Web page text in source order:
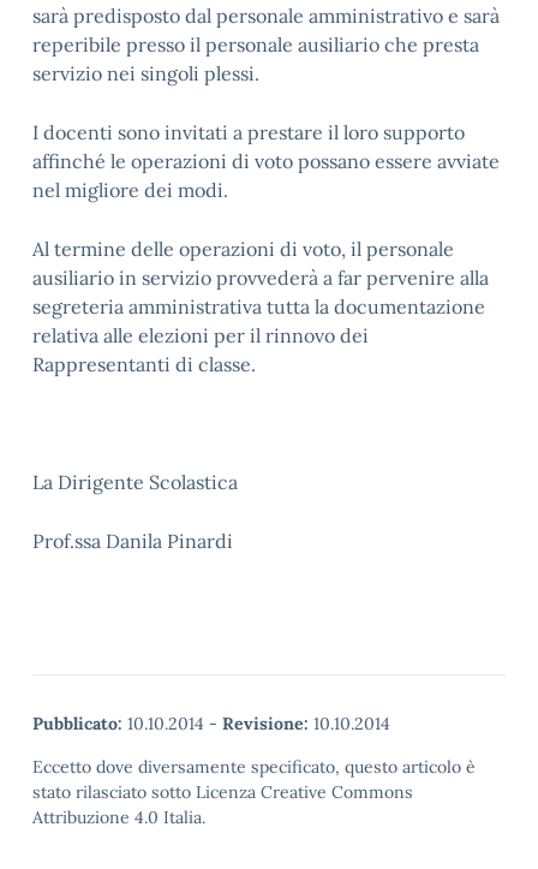
sarà predisposto dal personale amministrativo e sarà
reperibile presso il personale ausiliario che presta
servizio nei singoli plessi.
I docenti sono invitati a prestare il loro supporto
affinché le operazioni di voto possano essere avviate
nel migliore dei modi.
Al termine delle operazioni di voto, il personale
ausiliario in servizio provvederà a far pervenire alla
segreteria amministrativa tutta la documentazione
relativa alle elezioni per il rinnovo dei
Rappresentanti di classe.
La Dirigente Scolastica
Prof.ssa Danila Pinardi
Pubblicato: 10.10.2014 - Revisione: 10.10.2014
Eccetto dove diversamente specificato, questo articolo è
stato rilasciato sotto Licenza Creative Commons
Attribuzione 4.0 Italia.